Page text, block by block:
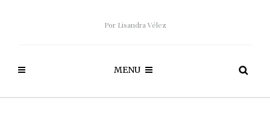
Por Lisandra Vélez
MENU